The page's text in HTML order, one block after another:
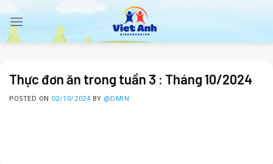
content
Thực đơn ăn trong tuần 3 : Tháng 10/2024
POSTED ON 02/10/2024 BY @DMIN